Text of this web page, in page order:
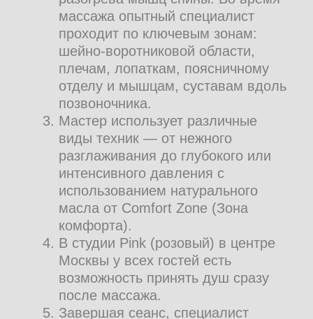
Записаться онлайн
ПЕРЕХОДИТЕ
НА НОВЫЙ
УРОВЕНЬ УХОДА
ЗА ТЕЛОМ
Напишите нам в телеграмм или
запишитесь онлайн
самостоятельно
ЦЕНЫ НА МАССАЖ
СПИНЫ